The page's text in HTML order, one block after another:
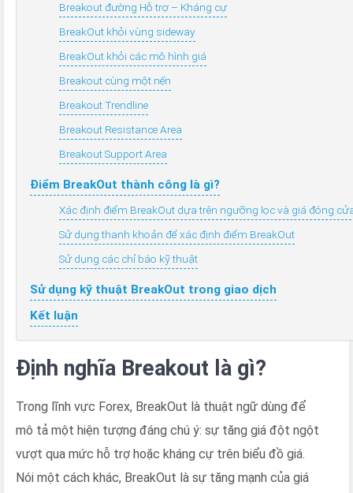
Breakout đường Hỗ trợ – Kháng cự
BreakOut khỏi vùng sideway
BreakOut khỏi các mô hình giá
Breakout cùng một nến
Breakout Trendline
Breakout Resistance Area
Breakout Support Area
Điểm BreakOut thành công là gì?
Xác định điểm BreakOut dựa trên ngưỡng lọc và giá đóng
Sử dụng thanh khoản để xác định điểm BreakOut
Sử dụng các chỉ báo kỹ thuật
Sử dụng kỹ thuật BreakOut trong giao dịch
Kết luận
Định nghĩa Breakout là gì?
Trong lĩnh vực Forex, BreakOut là thuật ngữ dùng để
mô tả một hiện tượng đáng chú ý: sự tăng giá đột ngột
vượt qua mức hỗ trợ hoặc kháng cự trên biểu đồ giá.
Nói một cách khác, BreakOut là sự tăng mạnh của giá